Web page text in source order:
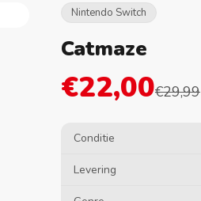
Nintendo Switch
Catmaze
€22,00€29,99
Conditie
Levering